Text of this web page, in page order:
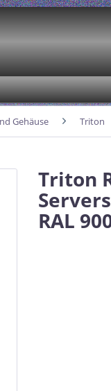
Gehäuse Triton
Triton
RAL